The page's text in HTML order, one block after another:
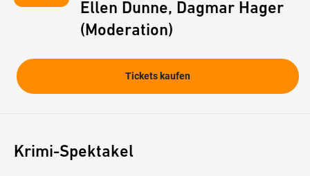
Ellen Dunne, Dagmar Hager
(Moderation)
Tickets kaufen
Krimi-Spektakel